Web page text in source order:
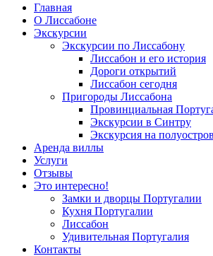
Главная
О Лиссабоне
Экскурсии
Экскурсии по Лиссабону
Лиссабон и его история
Дороги открытий
Лиссабон сегодня
Пригороды Лиссабона
Провинциальная
Экскурсии в Синтру
Экскурсия на
Аренда виллы
Услуги
Отзывы
Это интересно!
Замки и дворцы Португалии
Кухня Португалии
Лиссабон
Удивительная Португалия
Контакты